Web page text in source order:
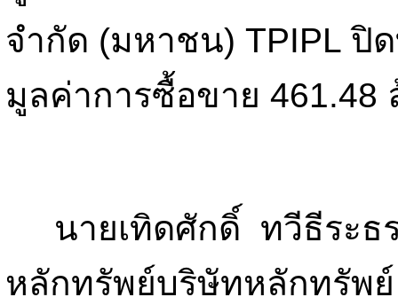
จำกัด (มหาชน) TPIPL ปิ
มูลค่าการซื้อขาย
นายเทิดศักดิ์ ทวีธีระธร
หลักทรัพย์บริษัทหลักทรัพ